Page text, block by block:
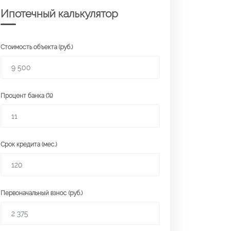
Ипотечный калькулятор
Стоимость объекта (руб.)
Процент банка (%)
Срок кредита (мес.)
Первоначальный взнос (руб.)